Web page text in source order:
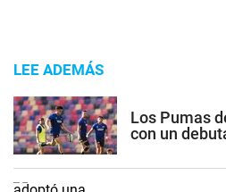
LEE ADEMÁS
Los Pumas
con un